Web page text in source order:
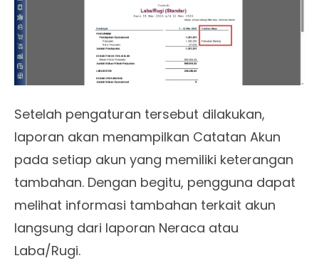
Setelah pengaturan tersebut dilakukan,
laporan akan menampilkan Catatan Akun
pada setiap akun yang memiliki keterangan
tambahan. Dengan begitu, pengguna dapat
melihat informasi tambahan terkait akun
langsung dari laporan Neraca atau
Laba/Rugi.